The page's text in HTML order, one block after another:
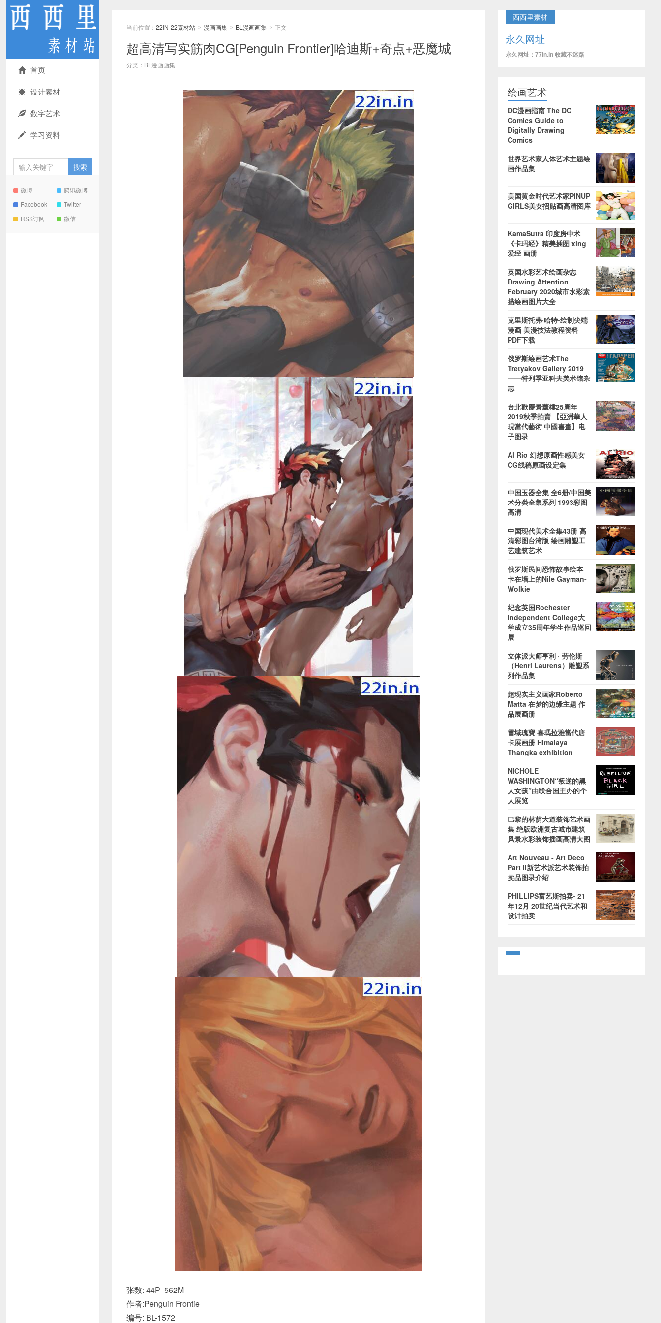
首页
设计素材
数字艺术
学习资料
微博
腾讯微博
Facebook
Twitter
RSS订阅
微信
当前位置： 22IN-22素材站 > 漫画画集 > BL漫画画集 > 正文
超高清写实筋肉CG[Penguin Frontier]哈迪斯+奇点+恶魔城
分类： BL漫画画集
张数: 44P 562M
作者:Penguin Frontie
编号: BL-1572
西西里素材
永久网址
永久网址：77in.in 收藏不迷路
绘画艺术
DC漫画指南 The DC
Comics Guide to
Digitally Drawing
Comics
世界艺术家人体艺术主题绘
画作品集
美国黄金时代艺术家PINUP
GIRLS美女招贴画高清图库
KamaSutra 印度房中术
《卡玛经》精美插图 xing
爱经 画册
英国水彩艺术绘画杂志
Drawing Attention
February 2020城市水彩素
描绘画图片大全
克里斯托弗·哈特-绘制尖端
漫画 美漫技法教程资料
PDF下载
俄罗斯绘画艺术The
Tretyakov Gallery 2019
——特列季亚科夫美术馆杂
志
台北歡慶景薰樓25周年
2019秋季拍賣 【亞洲華人
現當代藝術 中國書畫】电
子图录
Al Rio 幻想原画性感美女
CG线稿原画设定集
中国玉器全集 全6册/中国美
术分类全集系列 1993彩图
高清
中国现代美术全集43册 高
清彩图台湾版 绘画雕塑工
艺建筑艺术
俄罗斯民间恐怖故事绘本
卡在墙上的Nile Gayman-
Wolkie
纪念英国Rochester
Independent College大
学成立35周年学生作品巡回
展
立体派大师亨利 · 劳伦斯
（Henri Laurens）雕塑系
列作品集
超现实主义画家Roberto
Matta 在梦的边缘主题 作
品展画册
雪域瑰寶 喜瑪拉雅當代唐
卡展画册 Himalaya
Thangka exhibition
NICHOLE
WASHINGTON“叛逆的黑
人女孩”由联合国主办的个
人展览
巴黎的林荫大道装饰艺术画
集 绝版欧洲复古城市建筑
风景水彩装饰插画高清大图
Art Nouveau - Art Deco
Part II新艺术派艺术装饰拍
卖品图录介绍
PHILLIPS富艺斯拍卖- 21
年12月 20世纪当代艺术和
设计拍卖